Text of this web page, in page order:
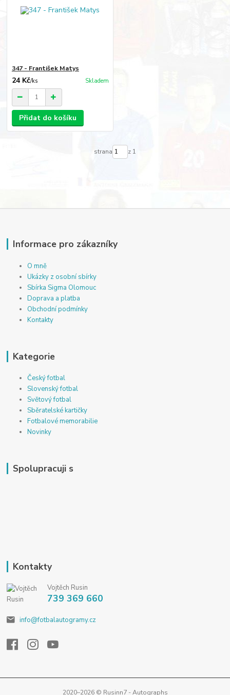
347 - František Matys
24 Kč/ks Skladem
Přidat do košíku
strana z 1
Informace pro zákazníky
O mně
Ukázky z osobní sbírky
Sbírka Sigma Olomouc
Doprava a platba
Obchodní podmínky
Kontakty
Kategorie
Český fotbal
Slovenský fotbal
Světový fotbal
Sběratelské kartičky
Fotbalové memorabilie
Novinky
Spolupracuji s
Kontakty
Vojtěch Rusin
739 369 660
info@fotbalautogramy.cz
2020–2026 © Rusinn7 - Autographs